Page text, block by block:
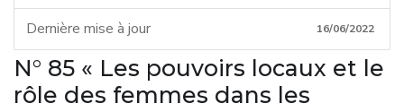
Dernière mise à jour 16/06/2022
N° 85 « Les pouvoirs locaux et le
rôle des femmes dans les